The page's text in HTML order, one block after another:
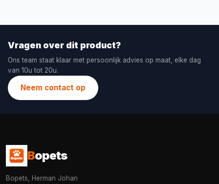
Vragen over dit product?
Ons team staat klaar met persoonlijk advies op maat, elke dag
van 10u tot 20u.
Neem contact op
Bopets
Bopets, Herman Johan